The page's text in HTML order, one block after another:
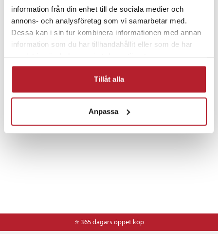
information från din enhet till de sociala medier och
annons- och analysföretag som vi samarbetar med.
Dessa kan i sin tur kombinera informationen med annan
information som du har tillhandahållit eller som de har
Tillåt alla
Anpassa
Fortsätt att fynda
⭐ 365 dagars öppet köp